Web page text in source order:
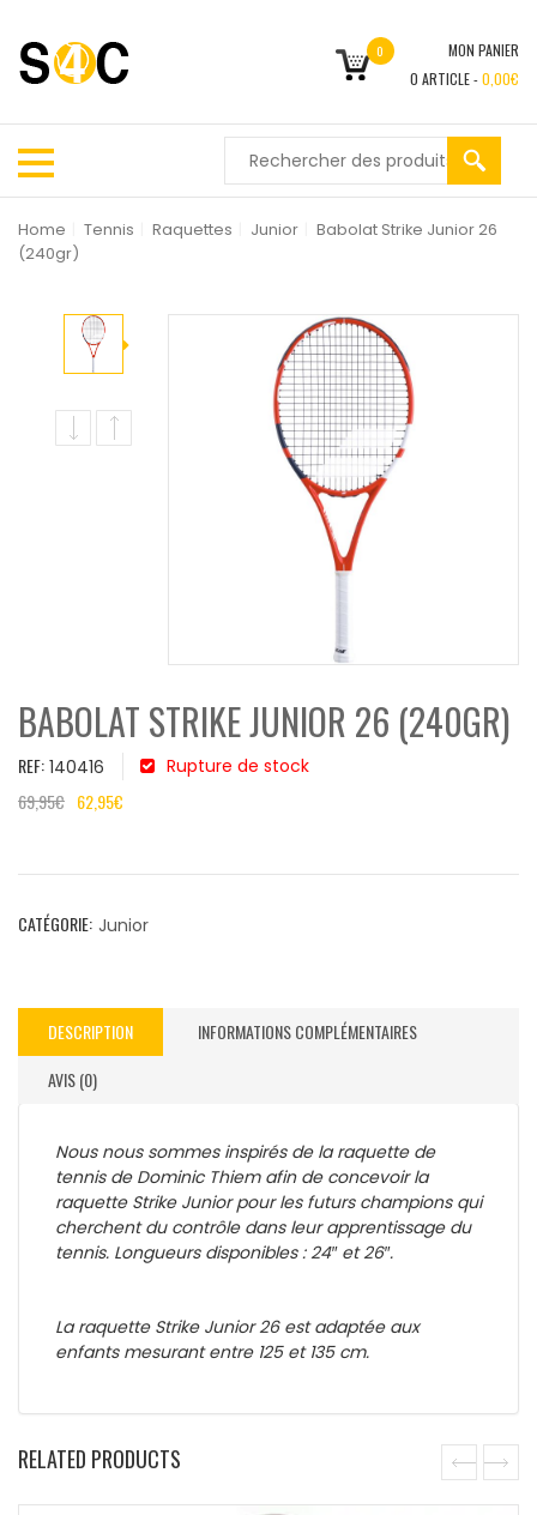
0
MON PANIER
0 ARTICLE -0,00€
Home Tennis Raquettes Junior
Babolat Strike Junior 26
(240gr)
BABOLAT STRIKE JUNIOR 26 (240GR)
REF: 140416 Rupture de stock
69,95€ 62,95€
CATÉGORIE: Junior
DESCRIPTION
INFORMATIONS COMPLÉMENTAIRES
AVIS (0)
Nous nous sommes inspirés de la raquette de
tennis de Dominic Thiem afin de concevoir la
raquette Strike Junior pour les futurs champions qui
cherchent du contrôle dans leur apprentissage du
tennis. Longueurs disponibles : 24″ et 26″.
La raquette Strike Junior 26 est adaptée aux
enfants mesurant entre 125 et 135 cm.
RELATED PRODUCTS